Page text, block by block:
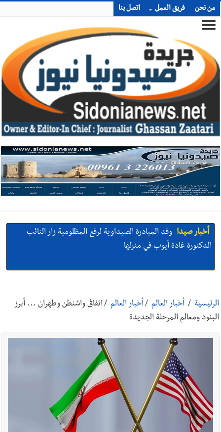
من نحن فريق العمل اتصل بنا
أخبار صيدا وفد المبادرة الصيداوية لرفع المظلومية زار النائب
الدكتورة غادة أيوب في منزلها
تكريمية في مركز معروف سعد الثقافي برعاية شركة الروان
أخبار صيدا
الحلوة - في منطقة صيدا وإنقاذه وإتهام إبن عمته ؟
أخبار لبنان مقدمات نشرات الأخبار المسائية في لبنان ليوم السبت
الرئيسية / أخبار العالم / أخبار العالم / اتفاقُ واشنطن وطهران ... أبرز
البنود ومعالم المرحلة الجديدة